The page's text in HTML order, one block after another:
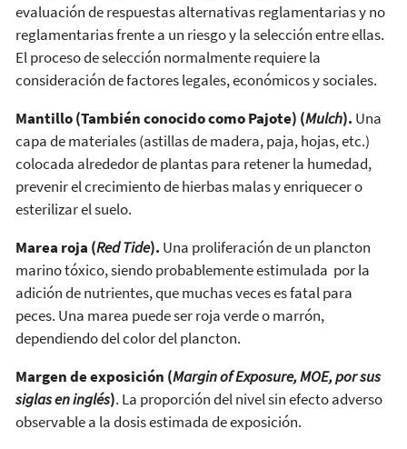
evaluación de respuestas alternativas reglamentarias y no
reglamentarias frente a un riesgo y la selección entre ellas.
El proceso de selección normalmente requiere la
consideración de factores legales, económicos y sociales.
Mantillo (También conocido como Pajote) (Mulch). Una
capa de materiales (astillas de madera, paja, hojas, etc.)
colocada alrededor de plantas para retener la humedad,
prevenir el crecimiento de hierbas malas y enriquecer o
esterilizar el suelo.
Marea roja (Red Tide). Una proliferación de un plancton
marino tóxico, siendo probablemente estimulada por la
adición de nutrientes, que muchas veces es fatal para
peces. Una marea puede ser roja verde o marrón,
dependiendo del color del plancton.
Margen de exposición (Margin of Exposure, MOE, por sus
siglas en inglés). La proporción del nivel sin efecto adverso
observable a la dosis estimada de exposición.